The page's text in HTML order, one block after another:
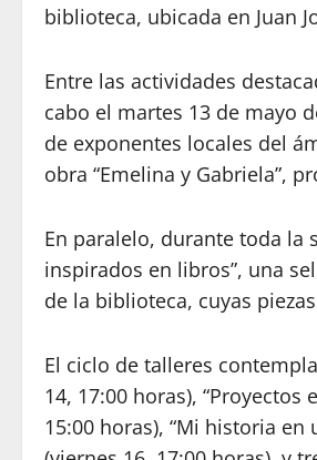
biblioteca, ubicada en Juan
Entre las actividades
cabo el martes 13 de mayo
de exponentes locales del
obra “Emelina y Gabriela”,
En paralelo, durante toda la
inspirados en libros”, una
de la biblioteca, cuyas
El ciclo de talleres
14, 17:00 horas),
15:00 horas), “Mi historia